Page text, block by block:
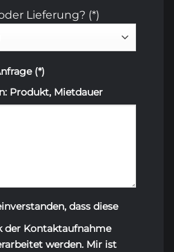
Lieferung? (*)
(*)
Produkt, Mietdauer
dass diese
der Kontaktaufnahme
werden. Mir ist